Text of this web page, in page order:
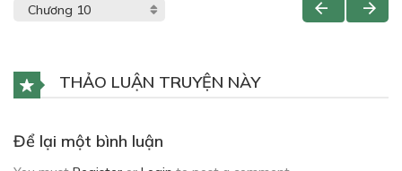
THẢO LUẬN TRUYỆN NÀY
Để lại một bình luận